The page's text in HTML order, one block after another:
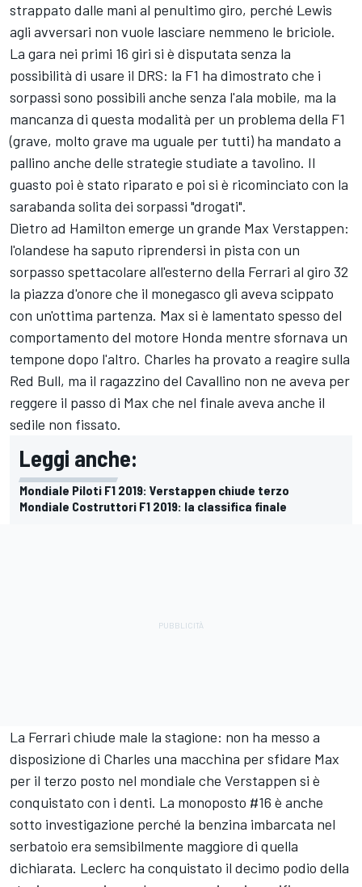
strappato dalle mani al penultimo giro, perché Lewis
agli avversari non vuole lasciare nemmeno le briciole.
La gara nei primi 16 giri si è disputata senza la
possibilità di usare il DRS: la F1 ha dimostrato che i
sorpassi sono possibili anche senza l'ala mobile, ma la
mancanza di questa modalità per un problema della F1
(grave, molto grave ma uguale per tutti) ha mandato a
pallino anche delle strategie studiate a tavolino. Il
guasto poi è stato riparato e poi si è ricominciato con la
sarabanda solita dei sorpassi "drogati".
Dietro ad Hamilton emerge un grande Max Verstappen:
l'olandese ha saputo riprendersi in pista con un
sorpasso spettacolare all'esterno della Ferrari al giro 32
la piazza d'onore che il monegasco gli aveva scippato
con un'ottima partenza. Max si è lamentato spesso del
comportamento del motore Honda mentre sfornava un
tempone dopo l'altro. Charles ha provato a reagire sulla
Red Bull, ma il ragazzino del Cavallino non ne aveva per
reggere il passo di Max che nel finale aveva anche il
sedile non fissato.
Leggi anche:
Mondiale Piloti F1 2019: Verstappen chiude terzo
Mondiale Costruttori F1 2019: la classifica finale
La Ferrari chiude male la stagione: non ha messo a
disposizione di Charles una macchina per sfidare Max
per il terzo posto nel mondiale che Verstappen si è
conquistato con i denti. La monoposto #16 è anche
sotto investigazione perché la benzina imbarcata nel
serbatoio era semsibilmente maggiore di quella
dichiarata. Leclerc ha conquistato il decimo podio della